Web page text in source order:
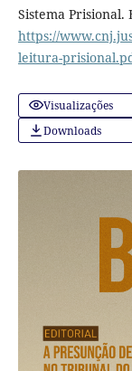
Sistema Prisional.
https://
leitura-
Visualizações
Downloads